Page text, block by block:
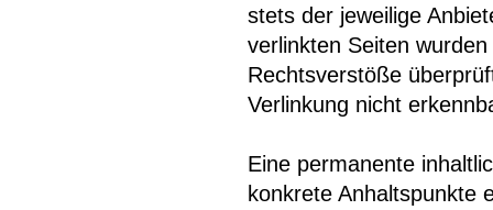
stets der jeweilige
verlinkten Seiten
Rechtsverstöße
Verlinkung nicht
Eine permanente
konkrete Anhaltspunkte